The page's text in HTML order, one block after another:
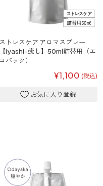
ストレスケア アロマスプレー
【iyashi-癒し】50ml詰替用（エ
コパック）
¥1,100 (税込)